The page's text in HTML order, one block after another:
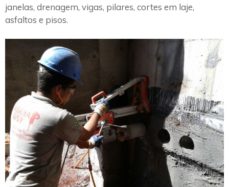
janelas, drenagem, vigas, pilares, cortes em laje,
asfaltos e pisos.